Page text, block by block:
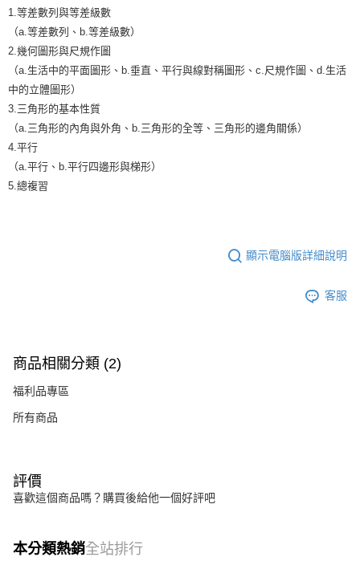
1.等差數列與等差級數
（a.等差數列、b.等差級數）
2.幾何圖形與尺規作圖
（a.生活中的平面圖形、b.垂直、平行與線對稱圖形、c.尺規作圖、d.生活
中的立體圖形）
3.三角形的基本性質
（a.三角形的內角與外角、b.三角形的全等、三角形的邊角關係）
4.平行
（a.平行、b.平行四邊形與梯形）
5.總複習
顯示電腦版詳細說明
客服
商品相關分類 (2)
福利品專區
所有商品
評價
喜歡這個商品嗎？購買後給他一個好評吧
本分類熱銷全站排行